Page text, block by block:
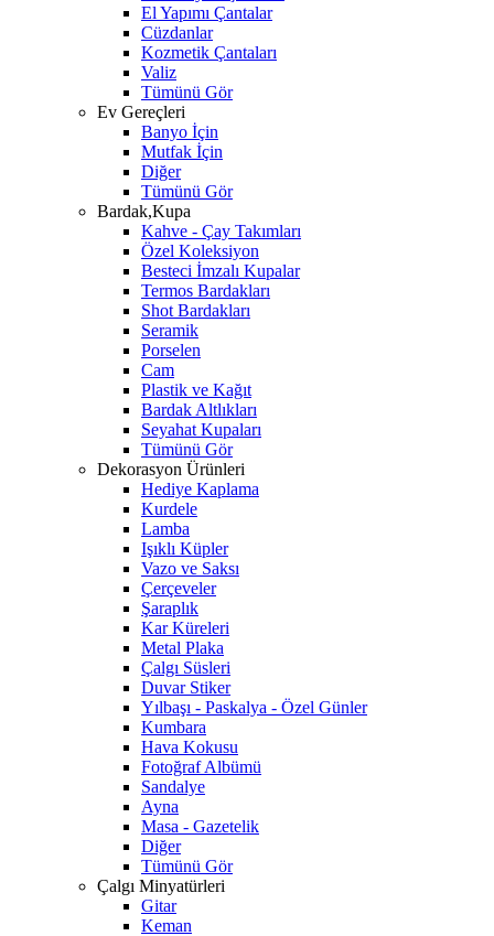
El Yapımı Çantalar
Cüzdanlar
Kozmetik Çantaları
Valiz
Tümünü Gör
Ev Gereçleri
Banyo İçin
Mutfak İçin
Diğer
Tümünü Gör
Bardak,Kupa
Kahve - Çay Takımları
Özel Koleksiyon
Besteci İmzalı Kupalar
Termos Bardakları
Shot Bardakları
Seramik
Porselen
Cam
Plastik ve Kağıt
Bardak Altlıkları
Seyahat Kupaları
Tümünü Gör
Dekorasyon Ürünleri
Hediye Kaplama
Kurdele
Lamba
Işıklı Küpler
Vazo ve Saksı
Çerçeveler
Şaraplık
Kar Küreleri
Metal Plaka
Çalgı Süsleri
Duvar Stiker
Yılbaşı - Paskalya - Özel Günler
Kumbara
Hava Kokusu
Fotoğraf Albümü
Sandalye
Ayna
Masa - Gazetelik
Diğer
Tümünü Gör
Çalgı Minyatürleri
Gitar
Keman